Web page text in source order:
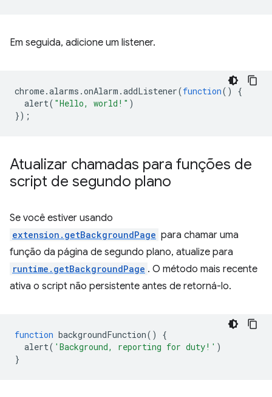
Em seguida, adicione um listener.
chrome.alarms .onAlarm .addListener(function()
{
alert( "Hello, world!" )
});
Atualizar chamadas para funções de
script de segundo plano
Se você estiver usando
extension.getBackgroundPage para chamar uma
função da página de segundo plano, atualize para
runtime.getBackgroundPage . O método mais recente
ativa o script não persistente antes de retorná-lo.
function backgroundFunction()
{
alert( 'Background, reporting for duty!' )
}